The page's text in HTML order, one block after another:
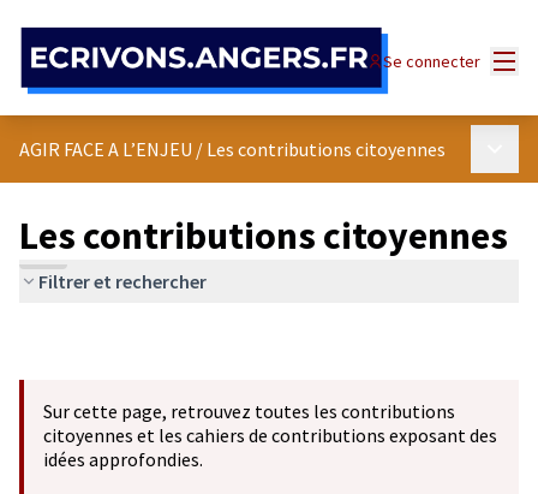
Se connecter
AGIR FACE A L’ENJEU / Les contributions citoyennes
Les contributions citoyennes
Filtrer et rechercher
Sur cette page, retrouvez toutes les contributions
citoyennes et les cahiers de contributions exposant des
idées approfondies.